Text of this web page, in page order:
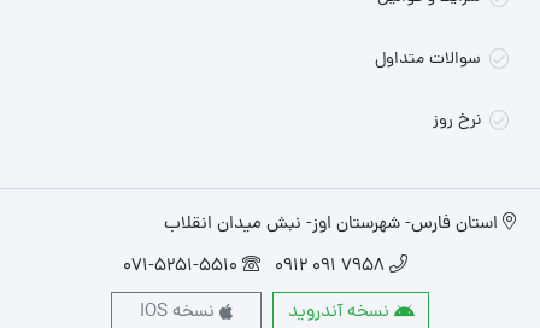
سوالات متداول
نرخ روز
استان فارس- شهرستان اوز- نبش میدان انقلاب
7958 091 0912
071-5251-5510
نسخه آندروید
نسخه IOS